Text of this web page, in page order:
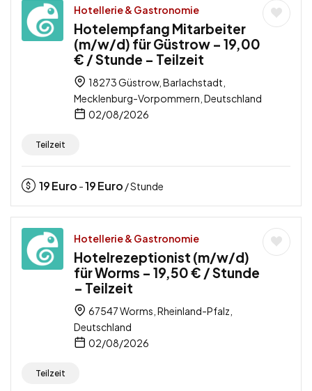
Hotellerie & Gastronomie
Hotelempfang Mitarbeiter
(m/w/d) für Güstrow – 19,00
€ / Stunde – Teilzeit
18273 Güstrow, Barlachstadt,
Mecklenburg-Vorpommern, Deutschland
02/08/2026
Teilzeit
19Euro -19Euro / Stunde
Hotellerie & Gastronomie
Hotelrezeptionist (m/w/d)
für Worms – 19,50 € / Stunde
– Teilzeit
67547 Worms, Rheinland-Pfalz,
Deutschland
02/08/2026
Teilzeit